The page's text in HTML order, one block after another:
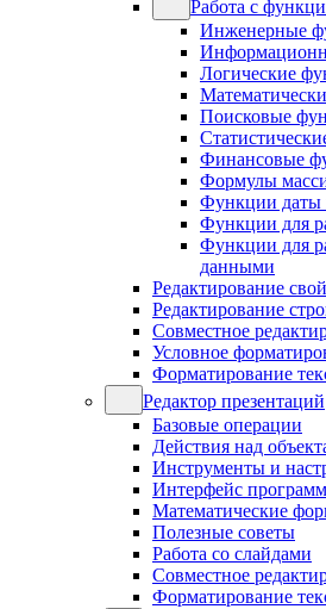
Работа с
Инженерные
Логические
Поисковые
Финансовые
Формулы
Функции даты
Функции для
Функции для
данными
Редактирование
Редактирование
Совместное
Условное
Форматирование
Редактор презентаций
Базовые операции
Действия над
Инструменты и
Интерфейс
Математические
Полезные советы
Работа со слайдами
Совместное
Форматирование